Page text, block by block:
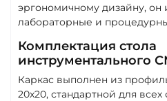
эргономичному дизайну, он
лабораторные и
Комплектация стола
инструментального
Каркас выполнен из
20х20, стандартной для всех